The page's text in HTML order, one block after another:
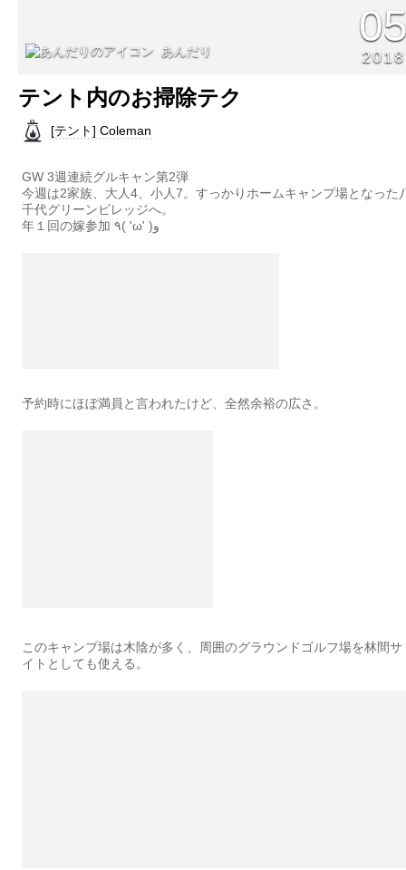
あんだり 2018
テント内のお掃除テク
[テント] Coleman
GW 3週連続グルキャン第2弾
今週は2家族、大人4、小人7。すっかりホームキャンプ場となった
千代グリーンビレッジへ。
年１回の嫁参加 ٩( 'ω' )و
予約時にほぼ満員と言われたけど、全然余裕の広さ。
このキャンプ場は木陰が多く、周囲のグラウンドゴルフ場を林間サ
イトとしても使える。